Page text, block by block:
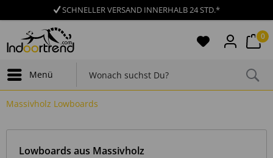
SCHNELLER VERSAND INNERHALB 24 STD.*
Menü
0
Massivholz Lowboards
Lowboards aus Massivholz